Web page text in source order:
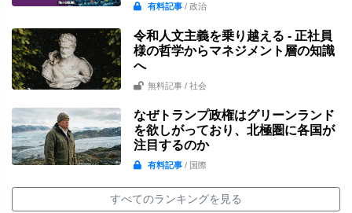
有料記事/ 政治
令和人文主義を乗り越える - 正社員
様の哲学からマネジメント層の知識
へ
無料記事 / 社会
なぜトランプ政権はグリーンランド
を欲しがっており、北極圏に各国が
注目するのか
有料記事/ 国際
すべてのランキングを見る